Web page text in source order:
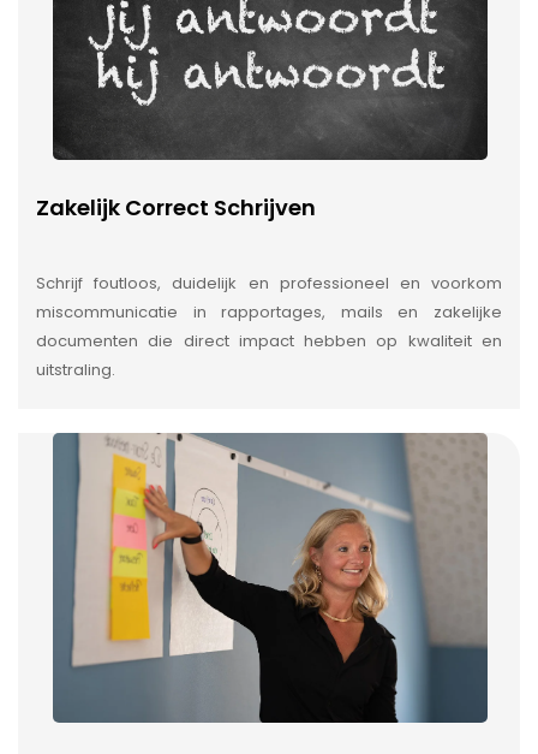
Zakelijk Correct Schrijven
Schrijf foutloos, duidelijk en professioneel en voorkom
miscommunicatie in rapportages, mails en zakelijke
documenten die direct impact hebben op kwaliteit en
uitstraling.